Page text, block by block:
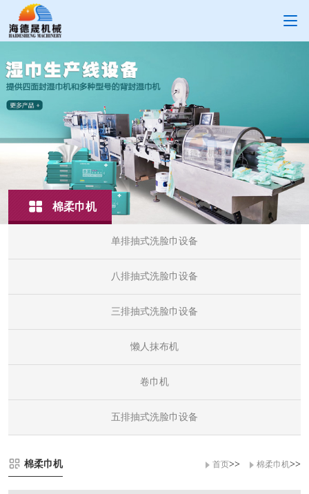
棉柔巾机
单排抽式洗脸巾设备
八排抽式洗脸巾设备
三排抽式洗脸巾设备
懒人抹布机
卷巾机
五排抽式洗脸巾设备
棉柔巾机 首页>> 棉柔巾机>>